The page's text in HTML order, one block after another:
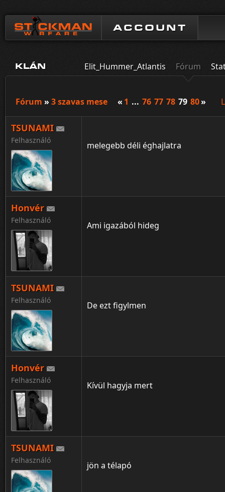
ACCOUNT
KLÁN Elit_Hummer_Atlantis Fórum
Fórum » 3 szavas mese « 1 ... 76 77 78 79 80»
TSUNAMI
Felhasználó melegebb déli éghajlatra
Honvér
Felhasználó Ami igazából hideg
TSUNAMI
Felhasználó De ezt figylmen
Honvér
Felhasználó Kívül hagyja mert
TSUNAMI
Felhasználó jön a télapó